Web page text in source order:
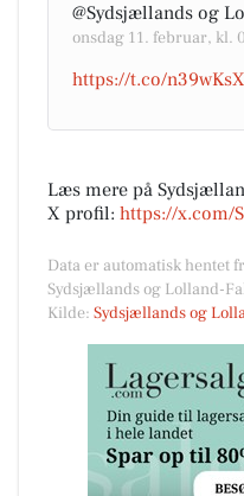
@Sydsjællands og
onsdag 11. februar, kl.
https://t.co/
Læs mere på
X profil: https://x.com/
Data er automatisk hentet
Sydsjællands og Lolland-
Kilde: Sydsjællands og